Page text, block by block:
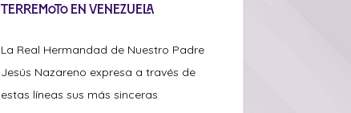
Terremoto en Venezuela
La Real Hermandad de Nuestro Padre
Jesús Nazareno expresa a través de
estas líneas sus más sinceras